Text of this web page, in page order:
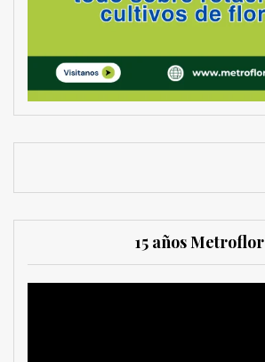
15 años Metroflor